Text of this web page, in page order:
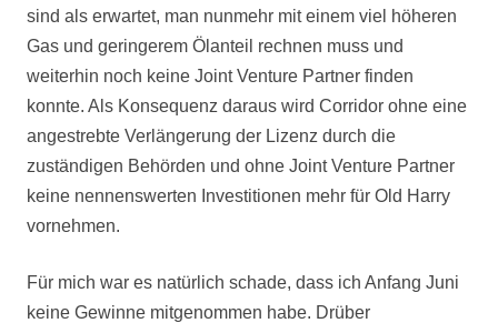
sind als erwartet, man nunmehr mit einem viel höheren
Gas und geringerem Ölanteil rechnen muss und
weiterhin noch keine Joint Venture Partner finden
konnte. Als Konsequenz daraus wird Corridor ohne eine
angestrebte Verlängerung der Lizenz durch die
zuständigen Behörden und ohne Joint Venture Partner
keine nennenswerten Investitionen mehr für Old Harry
vornehmen.
Für mich war es natürlich schade, dass ich Anfang Juni
keine Gewinne mitgenommen habe. Drüber